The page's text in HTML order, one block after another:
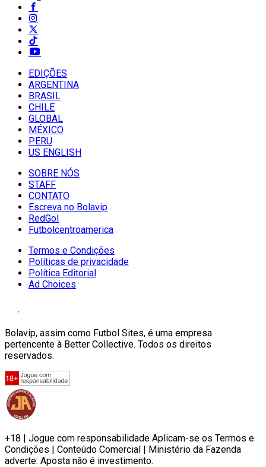
EDIÇÕES
ARGENTINA
BRASIL
CHILE
GLOBAL
MÉXICO
PERU
US ENGLISH
SOBRE NÓS
STAFF
CONTATO
Escreva no Bolavip
RedGol
Futbolcentroamerica
Termos e Condições
Políticas de privacidade
Política Editorial
Ad Choices
Bolavip, assim como Futbol Sites, é uma empresa
pertencente à Better Collective. Todos os direitos
reservados.
+18 | Jogue com responsabilidade Aplicam-se os Termos e
Condições | Conteúdo Comercial | Ministério da Fazenda
adverte: Aposta não é investimento.